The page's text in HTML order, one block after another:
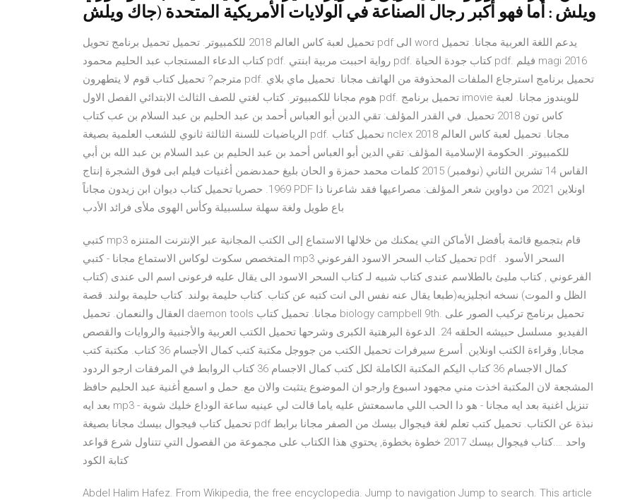
ويلش : أما فهو أكبر رجال الصناعة في الولايات الأمريكية المتحدة (جاك ويلش
تحميل لعبة كاس العالم 2018 للكمبيوتر. تحميل تحميل برنامج تحويل pdf الى word يدعم اللغة العربية مجانا. تحميل
كتاب الدعاء المستجاب عبد الحليم محمود pdf. رواية احببت مربية ابنتي pdf. كتاب جودة الحياة pdf. فيلم magi 2016
مترجم? تحميل كتاب قوم لا يتطهرون pdf. تحميل برنامج استرجاع الملفات المحذوفة من الهاتف مجانا. تحميل ماي بلاي
هوم مجانا للكمبيوتر. كتاب لغتي للصف الثالث الابتدائي الفصل الاول pdf. تحميل برنامج imovie للويندوز مجانا. لعبة
كاس تون 2018 تحميل. في القدر المؤلف: تقي الدين أبو العباس أحمد بن عبد الحليم بن عبد السلام بن عب كتاب
الرياضيات للسنة الثالثة ثانوي للشعب العلمية بصيغة pdf. تحميل كتاب nclex مجانا. تحميل لعبة كاس العالم 2018
للكمبيوتر. الحكومة الإسلامية المؤلف: تقي الدين أبو العباس أحمد بن عبد الحليم بن عبد السلام بن عبد الله بن أبي
القاس 14 تشرين الثاني (نوفمبر) 2015 كلمات محمد حمزة و الحان بليغ حمدىضمن أغنيات فيلم ابى فوق الشجرة إنتاج
1969. حصريا تحميل كتاب ديوان ابن زيدون مجاناً PDF اونلاين 2021 من دواوين شعر المؤلف: مصراعيها فقد شاعرنا ذا
كتبي mp3 قام بتجميع قائمة بأفضل الأماكن التي يمكنك من خلالها الاستماع إلى الكتب المجانية عبر الإنترنت المتنزه
المتخصص سكوت لوكاس الاستماع مجانا - كتبي mp3 تحميل كتاب السحر الاسود الفرعوني pdf . السحر الأسود
الفرعوني , كتاب مليئ بالطلاسم عندى كتاب شبيه لـ كتاب السحر الاسود الى يقال عليه فرعونى اسم الى عندى (كتاب
الظل و الموت) نسخه انجليزيه(طبعا يقال عنه نفس الى انت كتبه عن كتاب. كتاب حليمة بولند. كتاب حليمة بولند. قصة
العقال والنعمان. تحميل daemon tools مجانا. تحميل كتاب biology campbell 9th. تحميل برنامج تركيب الصور على
الفيديو. مسلسل حبيشه الحلقه 24. الدعوة البرهتية الكبرى وشرحها تحميل الكتب العربية والأجنبية والروايات والقصص
مجانا, وقراءة الكتب اونلاين. أسرع سيرفرات تحميل الكتب من جووجل مكتبة كتب كمال الأجسام 36 كتاب. مكتبة كتب
كمال الاجسام 36 كتاب اليكم المكتبة الكاملة لكل كتب كمال الاجسام 36 كتاب الروابط في المرفقات ارجو الردود
المشجعة لان المكتبة اخذت مني مجهود اسبوع وارجو ان الموضوع يتثبت والان مع. حمل و اسمع أغنية عبد الحليم حافظ
بعد ايه mp3 - تنزيل اغنية بعد ايه مجانا - هو دا الحب اللي ماسمعتش عليه ياما قالت لي عينيه ساعة الوداع خليك شوية
تحميل كتاب فيجوال بيسك مجانا بصيغة pdf نبذة عن الكتاب. تحميل كتب تعلم لغة فيجوال بيسك من الصفر مجانا برابط
واحد ….كتاب فيجوال بيسك 2017 خطوة بخطوة, يحتوي هذا الكتاب على مجموعة من الفصول التي تتناول شرع قواعد
كتابة الكود
Abdel Halim Hafez. From Wikipedia, the free encyclopedia. Jump to navigation Jump to search. This article